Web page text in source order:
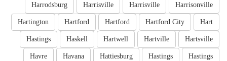
Harrisonville
Harrisville
Harrisville
Harrodsburg
Hart
Hartford City
Hartford
Hartford
Hartington
Hartsville
Hartville
Hartwell
Haskell
Hastings
Hastings
Hastings
Hattiesburg
Havana
Havre